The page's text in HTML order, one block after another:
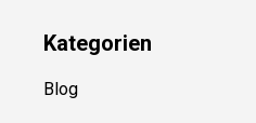
Kategorien
Blog